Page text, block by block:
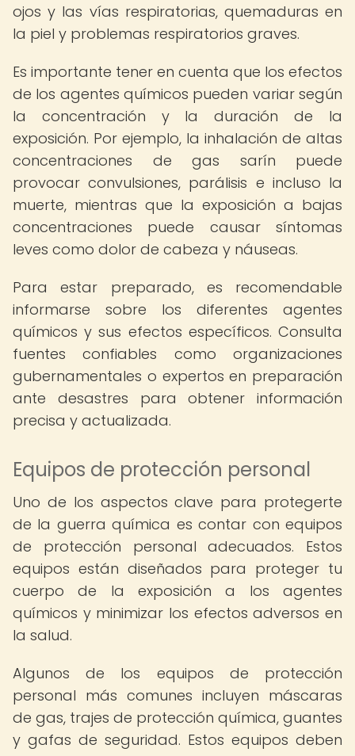
ojos y las vías respiratorias, quemaduras en
la piel y problemas respiratorios graves.
Es importante tener en cuenta que los efectos
de los agentes químicos pueden variar según
la concentración y la duración de la
exposición. Por ejemplo, la inhalación de altas
concentraciones de gas sarín puede
provocar convulsiones, parálisis e incluso la
muerte, mientras que la exposición a bajas
concentraciones puede causar síntomas
leves como dolor de cabeza y náuseas.
Para estar preparado, es recomendable
informarse sobre los diferentes agentes
químicos y sus efectos específicos. Consulta
fuentes confiables como organizaciones
gubernamentales o expertos en preparación
ante desastres para obtener información
precisa y actualizada.
Equipos de protección personal
Uno de los aspectos clave para protegerte
de la guerra química es contar con equipos
de protección personal adecuados. Estos
equipos están diseñados para proteger tu
cuerpo de la exposición a los agentes
químicos y minimizar los efectos adversos en
la salud.
Algunos de los equipos de protección
personal más comunes incluyen máscaras
de gas, trajes de protección química, guantes
y gafas de seguridad. Estos equipos deben